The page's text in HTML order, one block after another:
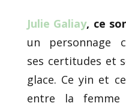
Julie Galiay, ce
un personnage
ses certitudes et
glace. Ce yin et
entre la